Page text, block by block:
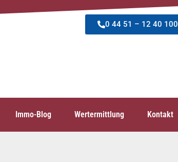
0 44 51 – 12 40 100
Immo-Blog Wertermittlung Kontakt